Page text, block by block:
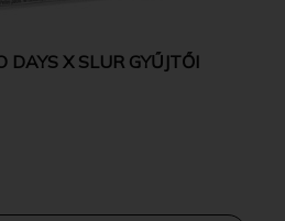
DAYS X SLUR GYŰJTŐI